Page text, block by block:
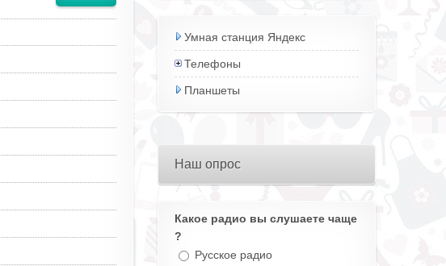
Умная станция Яндекс
Телефоны
Планшеты
Наш опрос
Какое радио вы слушаете чаще
?
Русское радио